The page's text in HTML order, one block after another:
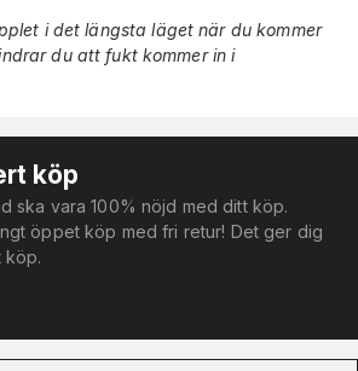
i det längsta läget när du kommer
du att fukt kommer in i
köp
ska vara 100% nöjd med ditt köp.
öppet köp med fri retur! Det ger dig
köp.